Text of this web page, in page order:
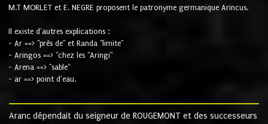
M.T MORLET et E. NEGRE proposent le patronyme germanique Arincus.
Il existe d'autres explications :
- Ar ==> "près de" et Randa "limite"
- Aringos ==> "chez les "Aringi"
- Arena ==> "sable"
- ar ==> point d'eau.
Aranc dépendait du seigneur de ROUGEMONT et des successeurs